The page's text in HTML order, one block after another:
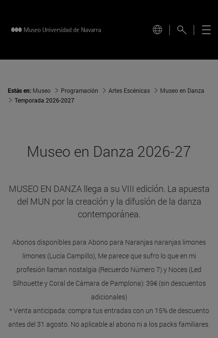
Estás en: Museo Programación Artes Escénicas
Museo en Danza
Temporada 2026-2027
Museo en Danza 2026-27
MUSEO EN DANZA llega a su VIII edición. La apuesta
del MUN por la creación y la difusión de la danza
contemporánea.
Abonos disponibles para Abono para Naranjas naranjas limones
limones (Lucía Campillo), Me parece que sufro lo que en mi
profesión llaman nostalgia (Recuerdo Número 7) y Noces (Led
Silhouette y Coral de Cámara de Pamplona): 39€ (sin descuentos
adicionales)
* Venta anticipada: compra tus entradas con un 15% de descuento
antes del 31 agosto. No aplicable al abono ni a los packs familiares.